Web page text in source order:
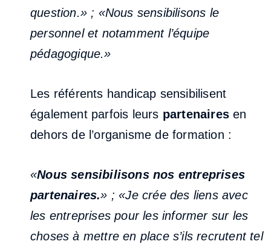
question.» ; «Nous sensibilisons le
personnel et notamment l’équipe
pédagogique.»
Les référents handicap sensibilisent
également parfois leurs partenaires en
dehors de l’organisme de formation :
«Nous sensibilisons nos entreprises
partenaires.» ; «Je crée des liens avec
les entreprises pour les informer sur les
choses à mettre en place s’ils recrutent tel